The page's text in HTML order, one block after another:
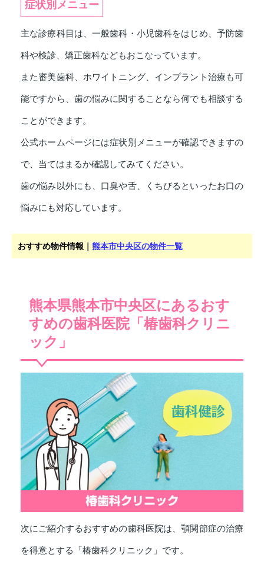
症状別メニュー
主な診療科目は、一般歯科・小児歯科をはじめ、予防歯
科や検診、矯正歯科などもおこなっています。
また審美歯科、ホワイトニング、インプラント治療も可
能ですから、歯の悩みに関することなら何でも相談する
ことができます。
公式ホームページには症状別メニューが確認できますの
で、当てはまるか確認してみてください。
歯の悩み以外にも、口臭や舌、くちびるといったお口の
悩みにも対応しています。
おすすめ物件情報｜ 熊本市中央区の物件一覧
熊本県熊本市中央区にあるおす
すめの歯科医院「椿歯科クリニ
ック」
次にご紹介するおすすめの歯科医院は、顎関節症の治療
を得意とする「椿歯科クリニック」です。